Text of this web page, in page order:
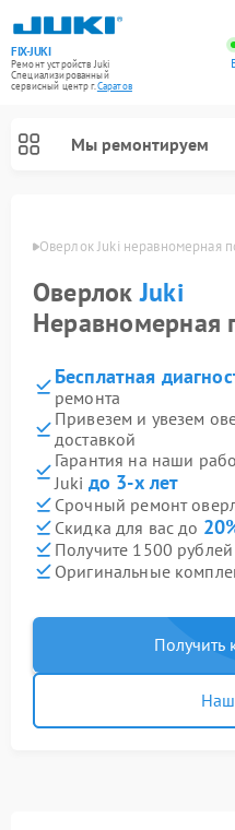
FIX-JUKI
Ремонт устройств Juki
Специализированный
cервисный центр г.Саратов
Мы ремонтируем
Оверлок Juki неравномерная
ОверлокJuki
Неравномерная
Бесплатная
ремонта
Привезем и увезем
доставкой
Гарантия на наши
Juki до 3-х лет
Срочный ремонт
Скидка для вас до
Получите 1500
Оригинальные
Получить